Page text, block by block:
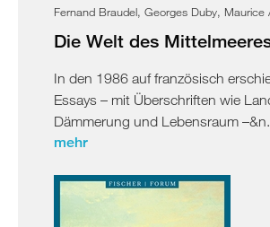
Fernand Braudel, Georges Duby, Maurice
Die Welt des
In den 1986 auf französisch
Essays – mit Überschriften wie
Dämmerung und Lebensraum –&n...
mehr